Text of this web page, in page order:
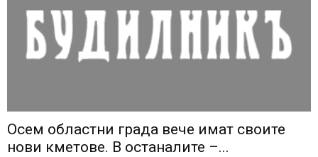
Осем областни града вече имат своите
нови кметове. В останалите –...